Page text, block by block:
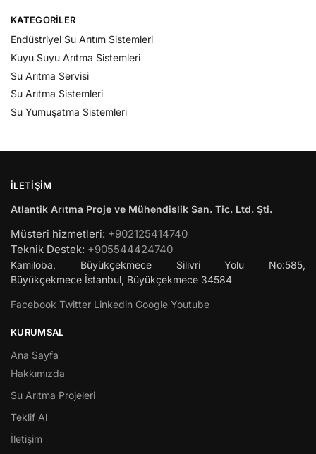
KATEGORILER
Endüstriyel Su Arıtım Sistemleri
Kuyu Suyu Arıtma Sistemleri
Su Arıtma Servisi
Su Arıtma Sistemleri
Su Yumuşatma Sistemleri
İLETIŞIM
Atlantik Arıtma Proje ve Mühendislik San. Tic. Ltd. Şti.
Müsteri hizmetleri: +902125414740
Teknik Destek: +905544424740
Kamiloba, Büyükçekmece Silivri Yolu No:585,
Büyükçekmece İstanbul, Büyükçekmece 34584
Facebook Twitter Linkedin Google Youtube
KURUMSAL
Ana Sayfa
Hakkımızda
Su Arıtma Projeleri
Teklif Al
İletişim